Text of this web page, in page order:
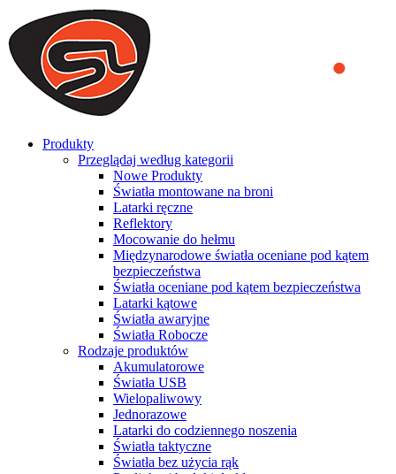
We use cookies to ensure that we provide you the best experience
on our website. By continuing to browse this website, you accept
that cookies are used to help us analyze how the website is used and
to offer you a better experience. To learn more or to find out how
you can disable cookies, you can access our
Produkty
Przeglądaj według kategorii
Nowe Produkty
Światła montowane na broni
Latarki ręczne
Reflektory
Mocowanie do hełmu
Międzynarodowe światła oceniane pod kątem
bezpieczeństwa
Światła oceniane pod kątem bezpieczeństwa
Latarki kątowe
Światła awaryjne
Światła Robocze
Rodzaje produktów
Akumulatorowe
Światła USB
Wielopaliwowy
Jednorazowe
Latarki do codziennego noszenia
Światła taktyczne
Światła bez użycia rąk